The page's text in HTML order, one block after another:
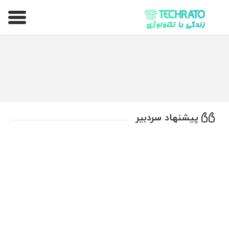
تکراتو – زندگی با تکنولوژی
پیشنهاد سردبیر